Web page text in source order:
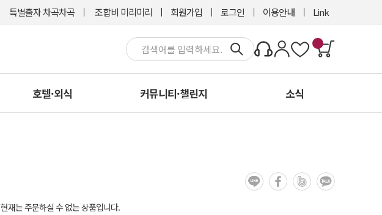
특별출자 차곡차곡 조합비 미리미리 회원가입 로그인 이용안내 Link
호텔·외식 커뮤니티·챌린지 소식
현재는 주문하실 수 없는 상품입니다.